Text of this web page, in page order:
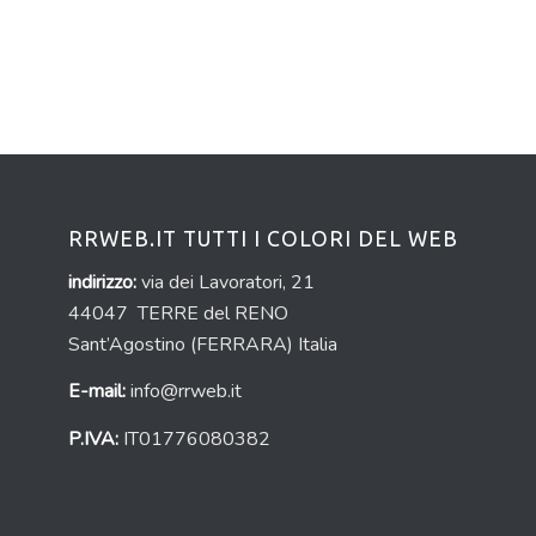
RRWEB.IT TUTTI I COLORI DEL WEB
indirizzo:via dei Lavoratori, 21
44047 TERRE del RENO
Sant’Agostino (FERRARA) Italia
E-mail:info@rrweb.it
P.IVA:IT01776080382